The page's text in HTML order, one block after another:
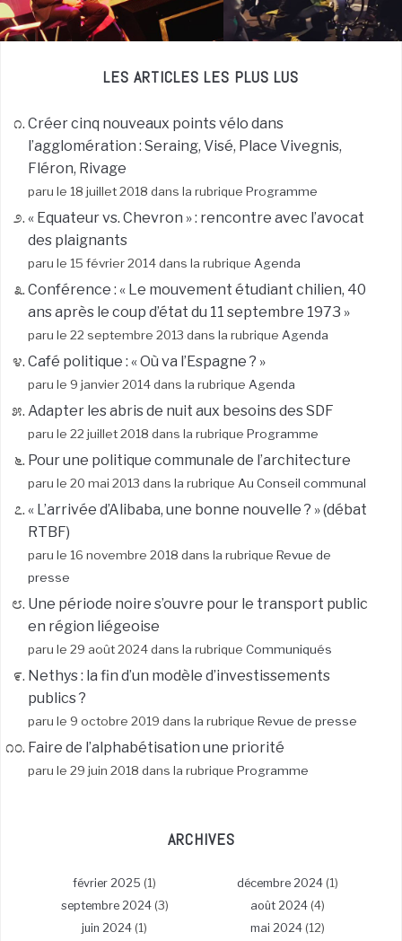
LES ARTICLES LES PLUS LUS
Créer cinq nouveaux points vélo dans
l’agglomération : Seraing, Visé, Place Vivegnis,
Fléron, Rivage
paru le 18 juillet 2018 dans la rubrique Programme
« Equateur vs. Chevron » : rencontre avec l’avocat
des plaignants
paru le 15 février 2014 dans la rubrique Agenda
Conférence : « Le mouvement étudiant chilien, 40
ans après le coup d’état du 11 septembre 1973 »
paru le 22 septembre 2013 dans la rubrique Agenda
Café politique : « Où va l’Espagne ? »
paru le 9 janvier 2014 dans la rubrique Agenda
Adapter les abris de nuit aux besoins des SDF
paru le 22 juillet 2018 dans la rubrique Programme
Pour une politique communale de l’architecture
paru le 20 mai 2013 dans la rubrique Au Conseil communal
« L’arrivée d’Alibaba, une bonne nouvelle ? » (débat
RTBF)
paru le 16 novembre 2018 dans la rubrique Revue de
presse
Une période noire s’ouvre pour le transport public
en région liégeoise
paru le 29 août 2024 dans la rubrique Communiqués
Nethys : la fin d’un modèle d’investissements
publics ?
paru le 9 octobre 2019 dans la rubrique Revue de presse
Faire de l’alphabétisation une priorité
paru le 29 juin 2018 dans la rubrique Programme
ARCHIVES
février 2025 (1) décembre 2024 (1)
septembre 2024(3) août 2024 (4)
juin 2024 (1) mai 2024 (12)